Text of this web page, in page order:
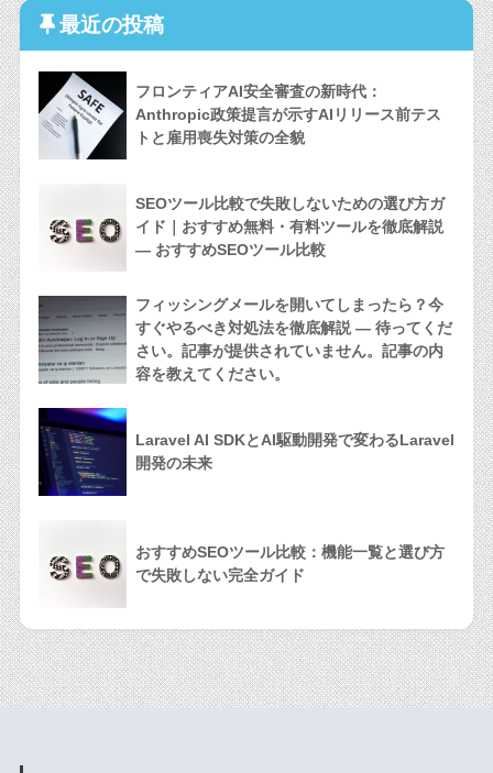
最近の投稿
フロンティアAI安全審査の新時代：
Anthropic政策提言が示すAIリリース前テス
トと雇用喪失対策の全貌
SEOツール比較で失敗しないための選び方ガ
イド｜おすすめ無料・有料ツールを徹底解説
— おすすめSEOツール比較
フィッシングメールを開いてしまったら？今
すぐやるべき対処法を徹底解説 — 待ってくだ
さい。記事が提供されていません。記事の内
容を教えてください。
Laravel AI SDKとAI駆動開発で変わるLaravel
開発の未来
おすすめSEOツール比較：機能一覧と選び方
で失敗しない完全ガイド